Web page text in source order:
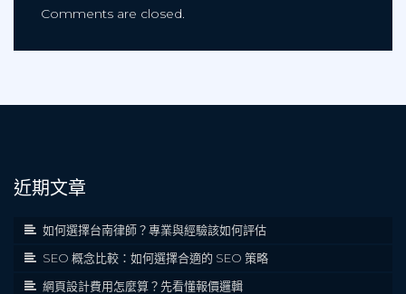
Comments are closed.
近期文章
如何選擇台南律師？專業與經驗該如何評估
SEO 概念比較：如何選擇合適的 SEO 策略
網頁設計費用怎麼算？先看懂報價邏輯